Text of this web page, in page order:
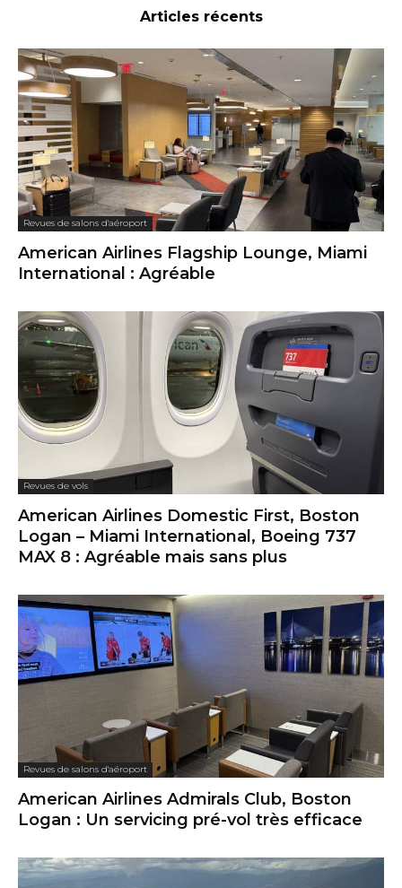
Articles récents
Revues de salons d'aéroport
American Airlines Flagship Lounge, Miami
International : Agréable
Revues de vols
American Airlines Domestic First, Boston
Logan – Miami International, Boeing 737
MAX 8 : Agréable mais sans plus
Revues de salons d'aéroport
American Airlines Admirals Club, Boston
Logan : Un servicing pré-vol très efficace